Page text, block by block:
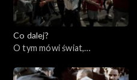
Co dalej?
O tym mówi świat,